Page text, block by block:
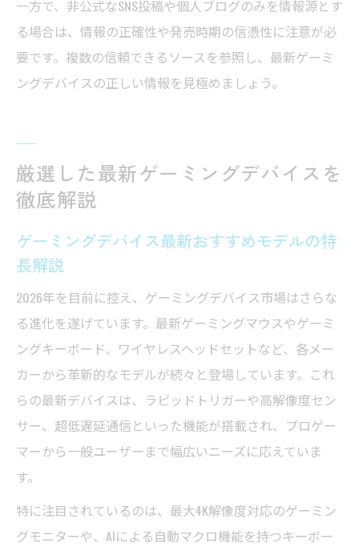
一方で、非公式なSNS投稿や個人ブログのみを情報源とす
る場合は、情報の正確性や発売時期の信憑性に注意が必
要です。複数の信頼できるソースを参照し、最新ゲーミ
ングデバイスの正しい情報を見極めましょう。
厳選した最新ゲーミングデバイスを
徹底解説
ゲーミングデバイス最新おすすめモデルの特
長解説
2026年を目前に控え、ゲーミングデバイス市場はさらな
る進化を遂げています。最新ゲーミングマウスやゲーミ
ングキーボード、ワイヤレスヘッドセットなど、各メー
カーから革新的なモデルが続々と登場しています。これ
らの最新デバイスは、ラピッドトリガーや高解像度セン
サー、超低遅延通信といった機能が搭載され、プロゲー
マーから一般ユーザーまで幅広いニーズに応えていま
す。
特に注目されているのは、最大4K解像度対応のゲーミン
グモニターや、AIによる自動マクロ機能を持つキーボー